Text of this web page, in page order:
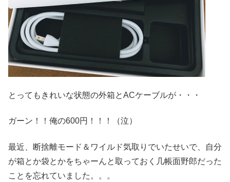
とってもきれいな状態の外箱とACケーブルが・・・
ガーン！！俺の600円！！！（泣）
最近、断捨離モード＆ワイルド気取りでいたせいで、自分
が箱とか袋とかをちゃーんと取っておく几帳面野郎だった
ことを忘れていました。。。